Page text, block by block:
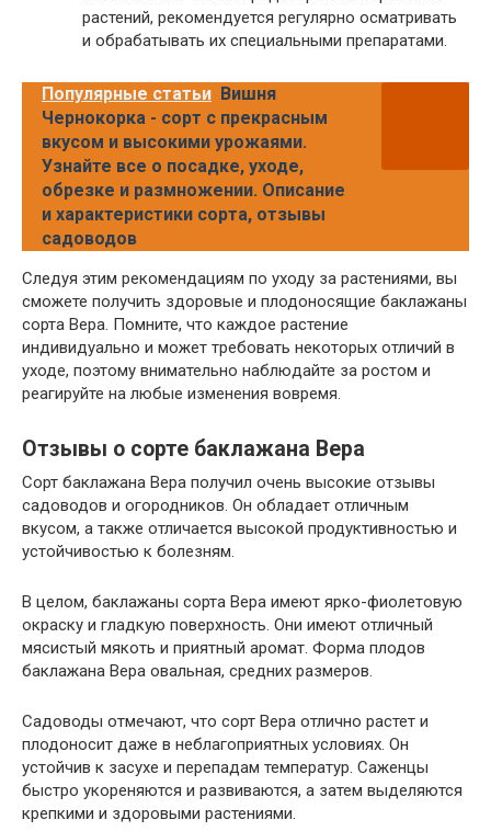
растений, рекомендуется регулярно осматривать
и обрабатывать их специальными препаратами.
Популярные статьи Вишня
Чернокорка - сорт с прекрасным
вкусом и высокими урожаями.
Узнайте все о посадке, уходе,
обрезке и размножении. Описание
и характеристики сорта, отзывы
садоводов
Следуя этим рекомендациям по уходу за растениями, вы
сможете получить здоровые и плодоносящие баклажаны
сорта Вера. Помните, что каждое растение
индивидуально и может требовать некоторых отличий в
уходе, поэтому внимательно наблюдайте за ростом и
реагируйте на любые изменения вовремя.
Отзывы о сорте баклажана Вера
Сорт баклажана Вера получил очень высокие отзывы
садоводов и огородников. Он обладает отличным
вкусом, а также отличается высокой продуктивностью и
устойчивостью к болезням.
В целом, баклажаны сорта Вера имеют ярко-фиолетовую
окраску и гладкую поверхность. Они имеют отличный
мясистый мякоть и приятный аромат. Форма плодов
баклажана Вера овальная, средних размеров.
Садоводы отмечают, что сорт Вера отлично растет и
плодоносит даже в неблагоприятных условиях. Он
устойчив к засухе и перепадам температур. Саженцы
быстро укореняются и развиваются, а затем выделяются
крепкими и здоровыми растениями.